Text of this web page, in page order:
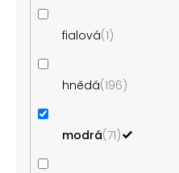
fialová 1
hnědá 196
modrá 71